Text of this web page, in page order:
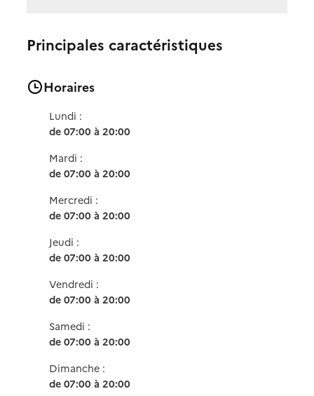
Principales caractéristiques
Horaires
Lundi :
de 07:00 à 20:00
Mardi :
de 07:00 à 20:00
Mercredi :
de 07:00 à 20:00
Jeudi :
de 07:00 à 20:00
Vendredi :
de 07:00 à 20:00
Samedi :
de 07:00 à 20:00
Dimanche :
de 07:00 à 20:00